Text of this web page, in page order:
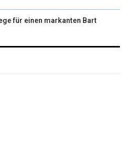
für einen markanten Bart